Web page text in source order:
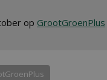
op GrootGroenPlus